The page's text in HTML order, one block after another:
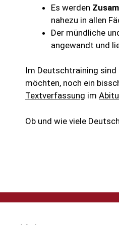
Es werden
nahezu in allen
Der mündliche
angewandt und
Im Deutschtraining sind
möchten, noch ein
Textverfassung im
Ob und wie viele